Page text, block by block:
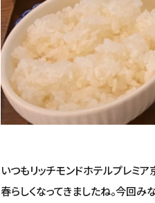
いつもリッチモンドホテルプレミ
春らしくなってきましたね。今回